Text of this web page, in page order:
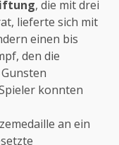
, die mit drei
lieferte sich mit
einen bis
den die
konnten
an ein